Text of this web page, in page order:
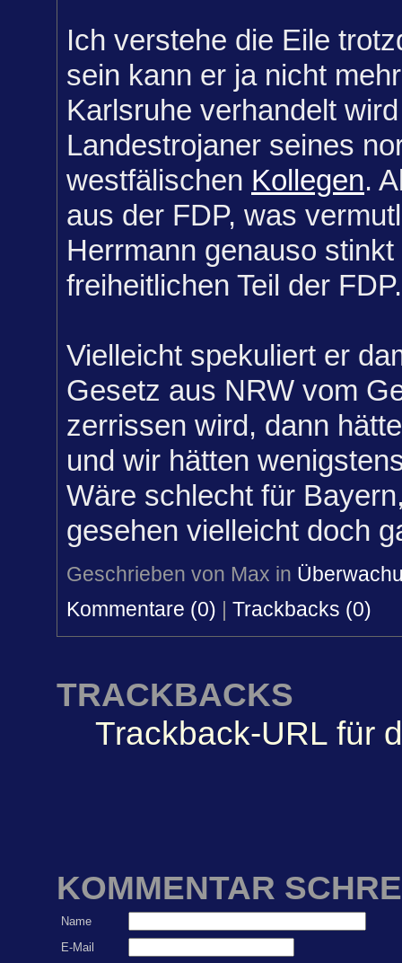
Ich verstehe die Eile
sein kann er ja nicht
Karlsruhe verhandelt
Landestrojaner seines
westfälischen Kollegen.
aus der FDP, was
Herrmann genauso
freiheitlichen Teil der FDP.
Vielleicht spekuliert er
Gesetz aus NRW vom
zerrissen wird, dann
und wir hätten
Wäre schlecht für
gesehen vielleicht doch
Geschrieben von Max in
Kommentare (0) | Trackbacks (0)
TRACKBACKS
Trackback-URL für
KOMMENTAR
Name
E-Mail